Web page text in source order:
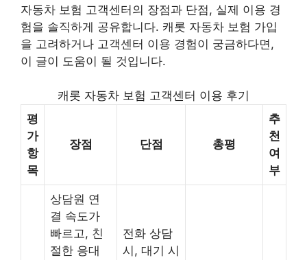
자동차 보험 고객센터의 장점과 단점, 실제 이용 경
험을 솔직하게 공유합니다. 캐롯 자동차 보험 가입
을 고려하거나 고객센터 이용 경험이 궁금하다면,
이 글이 도움이 될 것입니다.
캐롯 자동차 보험 고객센터 이용 후기
평
가
항
목
장점 단점 총평
추
천
여
부
상담원 연
결 속도가
빠르고, 친
절한 응대
전화 상담
시, 대기 시